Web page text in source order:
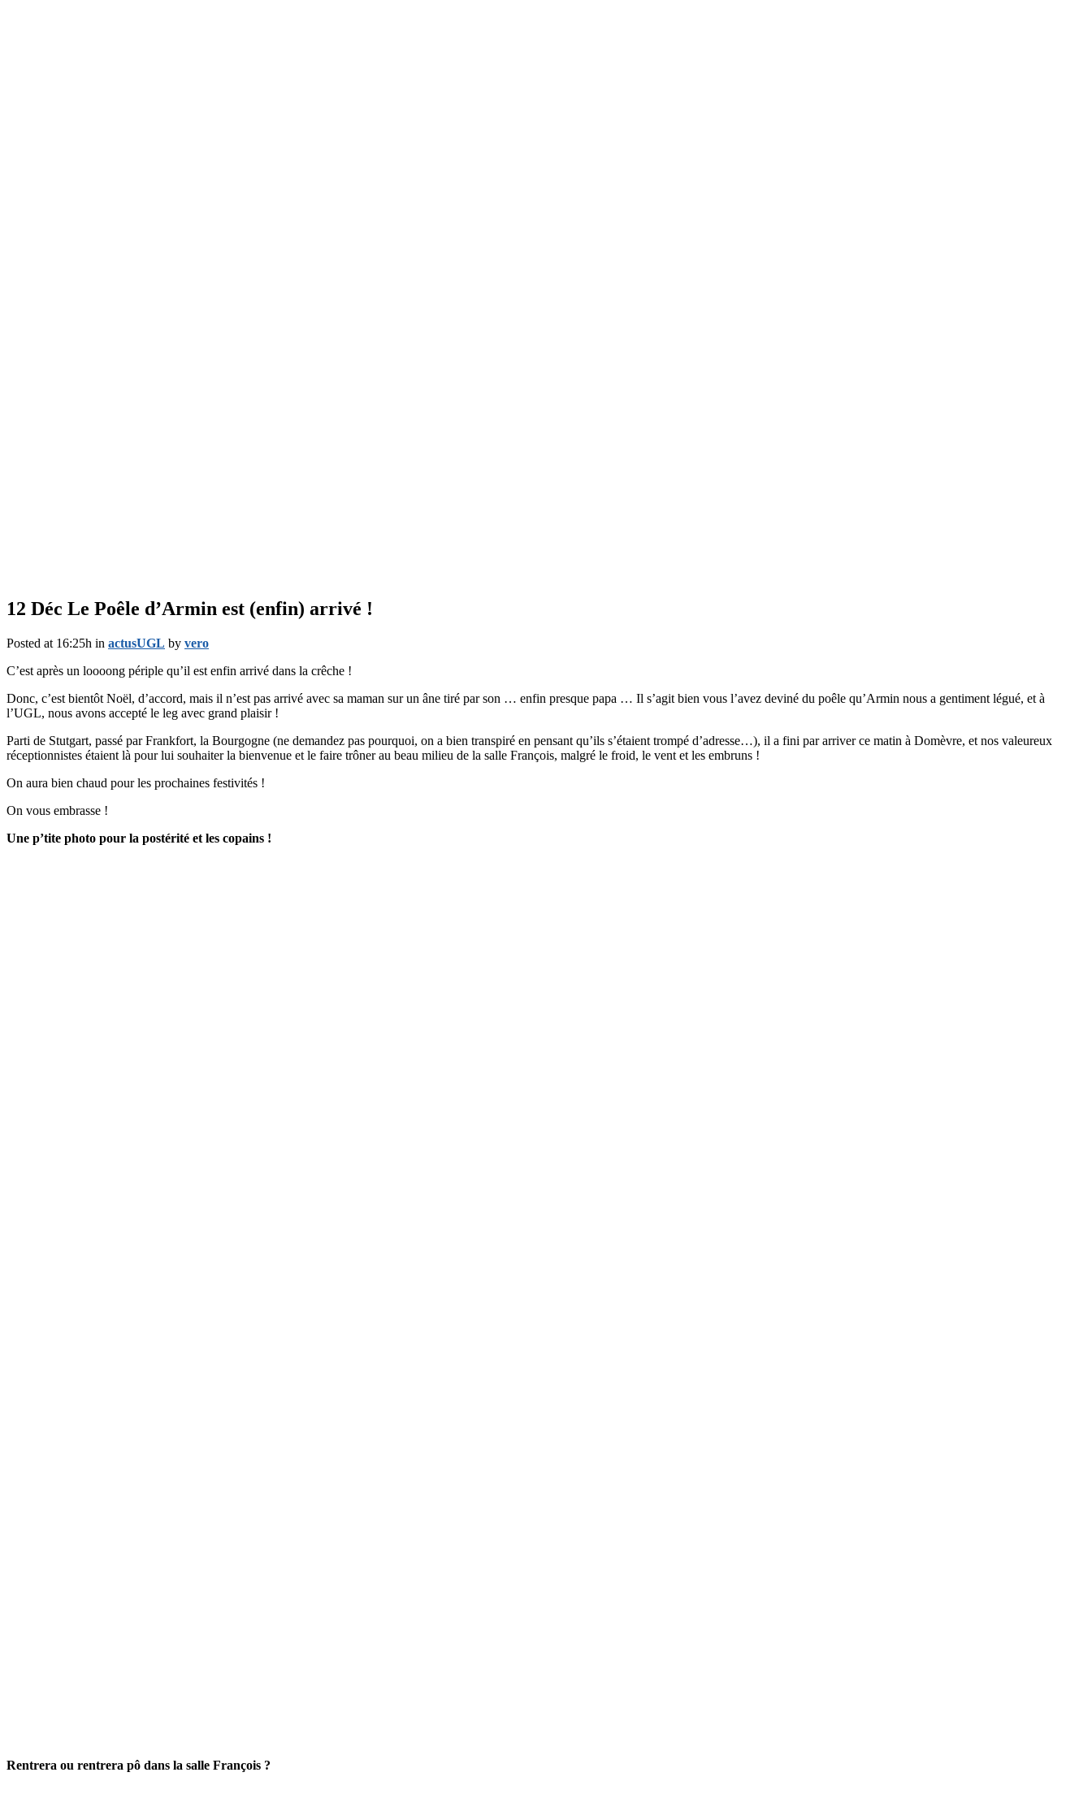
12 Déc Le Poêle d’Armin est (enfin) arrivé !
Posted at 16:25h in actusUGL by vero
C’est après un loooong périple qu’il est enfin arrivé dans la crêche !
Donc, c’est bientôt Noël, d’accord, mais il n’est pas arrivé avec sa maman sur un âne tiré par son … enfin presque papa … Il s’agit bien vous l’avez deviné du poêle qu’Armin nous a gentiment légué, et à
l’UGL, nous avons accepté le leg avec grand plaisir !
Parti de Stutgart, passé par Frankfort, la Bourgogne (ne demandez pas pourquoi, on a bien transpiré en pensant qu’ils s’étaient trompé d’adresse…), il a fini par arriver ce matin à Domèvre, et nos valeureux
réceptionnistes étaient là pour lui souhaiter la bienvenue et le faire trôner au beau milieu de la salle François, malgré le froid, le vent et les embruns !
On aura bien chaud pour les prochaines festivités !
On vous embrasse !
Une p’tite photo pour la postérité et les copains !
Rentrera ou rentrera pô dans la salle François ?